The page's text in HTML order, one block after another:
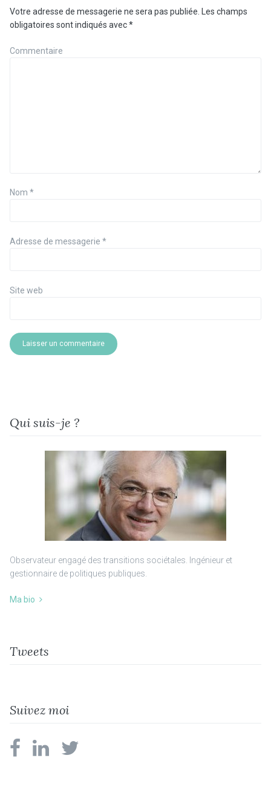
Votre adresse de messagerie ne sera pas publiée. Les champs
obligatoires sont indiqués avec*
Commentaire
Nom *
Adresse de messagerie *
Site web
Qui suis-je ?
Observateur engagé des transitions sociétales. Ingénieur et
gestionnaire de politiques publiques.
Ma bio
Tweets
Suivez moi
facebooklinkedin